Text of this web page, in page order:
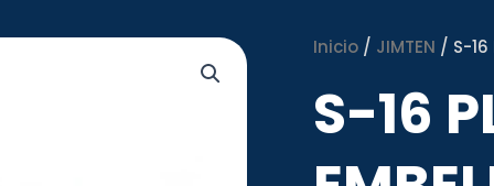
Inicio / JIMTEN / S-16
S-16